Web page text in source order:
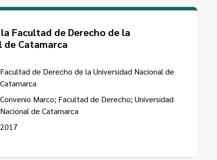
Facultad de Derecho de la
de Catamarca
Facultad de Derecho de la Universidad Nacional de
Catamarca
Convenio Marco; Facultad de Derecho; Universidad
Nacional de Catamarca
2017